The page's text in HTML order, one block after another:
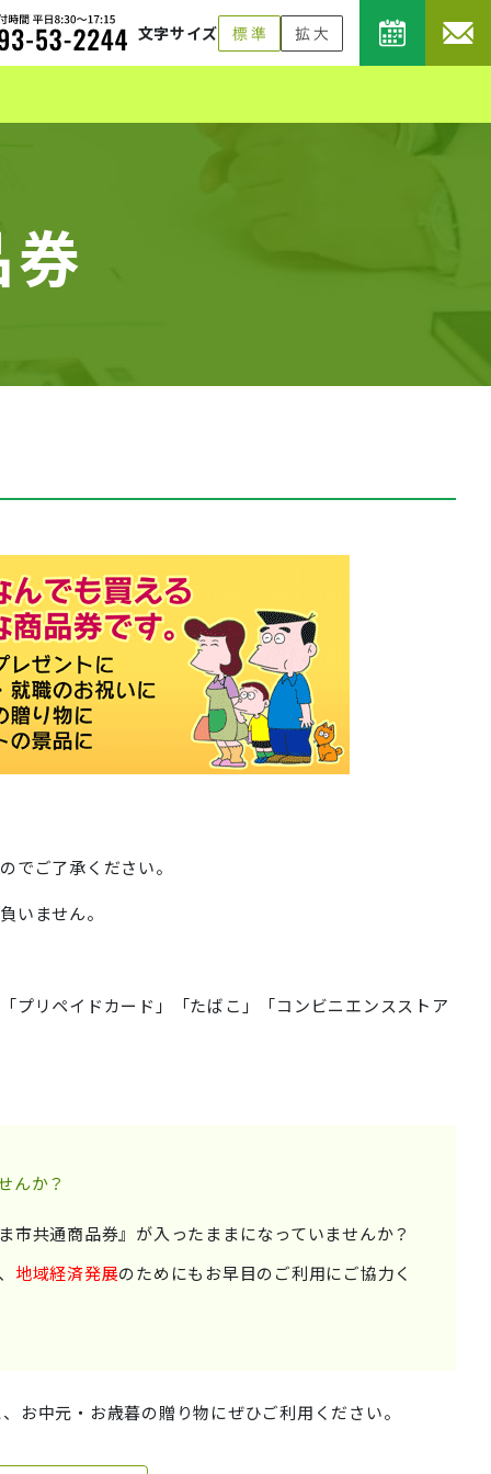
文字サイズ
のでご了承ください。
いません。
プリペイドカード」「たばこ」「コンビニエンスストア
んか？
市共通商品券』が入ったままになっていませんか？
地域経済発展のためにもお早目のご利用にご協力く
お中元・お歳暮の贈り物にぜひご利用ください。